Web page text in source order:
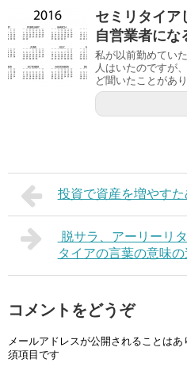
セミリタイア
自営業者にな
私が以前勤めてい
人はいたのですが
ど聞いたことがあ
投資で資産を増やす
脱サラ、アーリーリ
タイアの言葉の意味の
コメントをどうぞ
メールアドレスが公開されることはあ
須項目です